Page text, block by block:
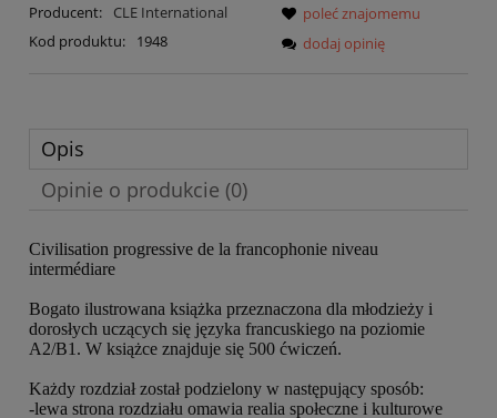
Producent:
CLE International
Kod produktu:
1948
poleć znajomemu
dodaj opinię
Opis
Opinie o produkcie (0)
Civilisation progressive de la francophonie niveau
intermédiare
Bogato ilustrowana książka przeznaczona dla młodzieży i
dorosłych uczących się języka francuskiego na poziomie
A2/B1. W książce znajduje się 500 ćwiczeń.
Każdy rozdział został podzielony w następujący sposób:
-lewa strona rozdziału omawia realia społeczne i kulturowe